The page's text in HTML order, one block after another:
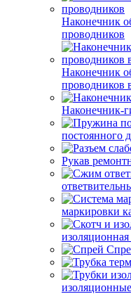
Наконечник
проводников
Наконечник
проводников
Наконечник-
постоянного
Рукав
маркировки
изоляционная